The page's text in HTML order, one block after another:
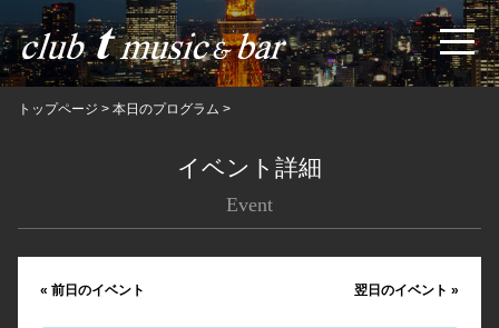
トップページ > 本日のプログラム >
イベント詳細
Event
« 前日のイベント 翌日のイベント»